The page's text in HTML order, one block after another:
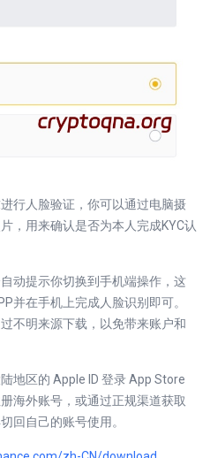
行人脸验证，你可以通过电脑摄
，用来确认是否为本人完成KYC认
动提示你切换到手机端操作，这
并在手机上完成人脸识别即可。
不明来源下载，以免带来账户和
地区的 Apple ID 登录 App Store
海外账号，或通过正规渠道获取
回自己的账号使用。